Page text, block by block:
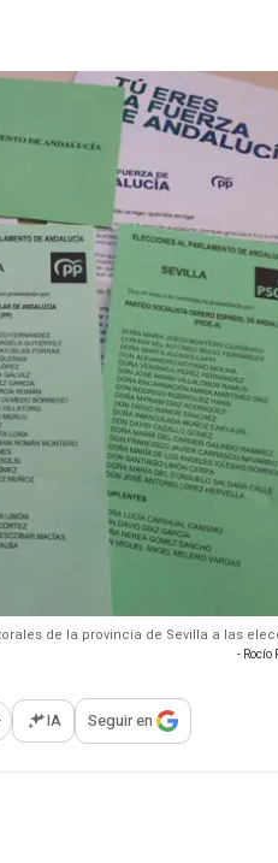
de la provincia de Sevilla a las
- Rocío
opciones para compartir
IA Seguir en